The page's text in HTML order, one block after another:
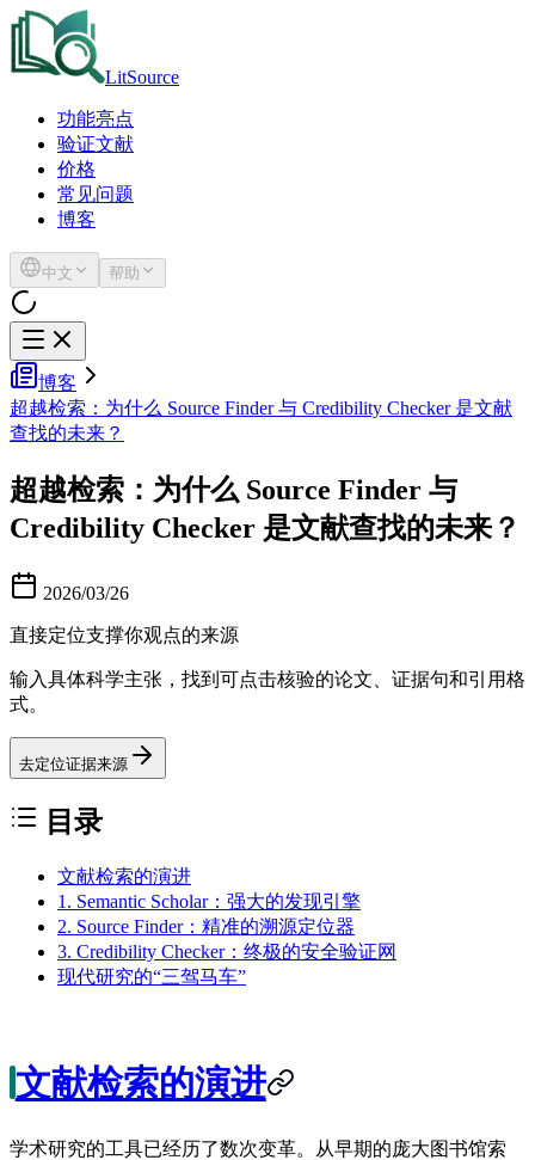
LitSource
功能亮点
验证文献
价格
常见问题
博客
中文 帮助
博客
超越检索：为什么 Source Finder 与 Credibility Checker 是文献
查找的未来？
超越检索：为什么 Source Finder 与
Credibility Checker 是文献查找的未来？
2026/03/26
直接定位支撑你观点的来源
输入具体科学主张，找到可点击核验的论文、证据句和引用格
式。
去定位证据来源
目录
文献检索的演进
1. Semantic Scholar：强大的发现引擎
2. Source Finder：精准的溯源定位器
3. Credibility Checker：终极的安全验证网
现代研究的“三驾马车”
文献检索的演进
学术研究的工具已经历了数次变革。从早期的庞大图书馆索